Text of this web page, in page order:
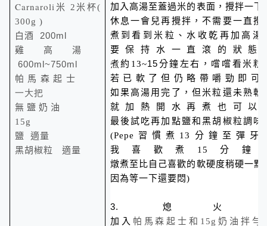
加入高湯至蓋過米的表面 ，攪拌一下
休息一會兒再攪拌，不需要一直攪
煮到看到米粒、水收乾再加高湯
要保持水一直滾的狀態
煮約13~15分鐘左右，嚐嚐看米粒
若已軟了但仍略帶嚼勁即可
如果高湯用完了，但米粒還未熟軟
就加熱開水再煮也可以
最後試吃再加點鹽和黑胡椒粒調味
(Pepe習慣煮13分鐘至彈牙
我喜歡煮15分鐘
燉煮至比自己喜歡的軟硬度稍硬一點
因為等一下還要悶)
3. 熄火
加入 帕馬森起士和15g奶油拌勻
Carnaroli米 2米杯(
300g )
白酒
200ml
雞高湯
600ml~750ml
帕馬森起士
一大把
無鹽奶油
15g
鹽
適量
黑胡椒粒
適量